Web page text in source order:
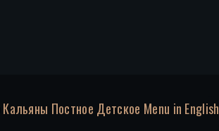
Кальяны Постное Детское Menu in English